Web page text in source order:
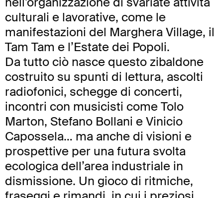
culturali e lavorative, come le
manifestazioni del Marghera Village, il
Tam Tam e l’Estate dei Popoli.
Da tutto ciò nasce questo zibaldone
costruito su spunti di lettura, ascolti
radiofonici, schegge di concerti,
incontri con musicisti come Tolo
Marton, Stefano Bollani e Vinicio
Capossela… ma anche di visioni e
prospettive per una futura svolta
ecologica dell’area industriale in
dismissione. Un gioco di ritmiche,